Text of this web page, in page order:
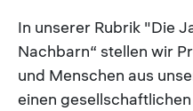
In unserer Rubrik "Die
Nachbarn“ stellen wir
und Menschen aus
einen